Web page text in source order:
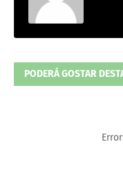
PODERÁ GOSTAR